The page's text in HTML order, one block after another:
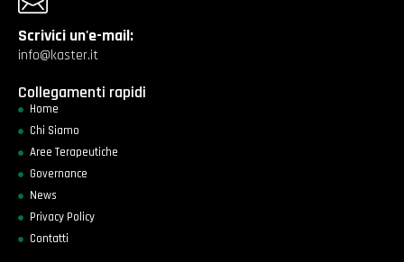
Scrivici un'e-mail:
info@kaster.it
Collegamenti rapidi
Home
Chi Siamo
Aree Terapeutiche
Governance
News
Privacy Policy
Contatti